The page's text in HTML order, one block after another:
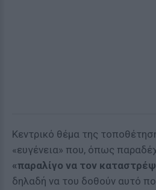
Κεντρικό θέμα της
«ευγένεια» που, όπως
«παραλίγο να τον
δηλαδή να του δοθούν αυτό